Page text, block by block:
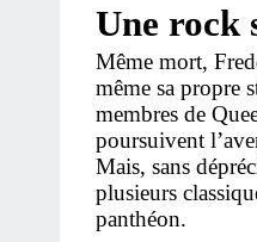
Une rock
Même mort,
même sa propre
membres de
poursuivent
Mais, sans
plusieurs
panthéon.